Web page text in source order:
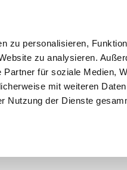
zu personalisieren,
zu analysieren.
für soziale Medien,
mit weiteren
Nutzung der Dienste